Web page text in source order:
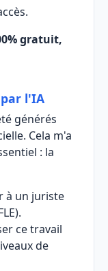
gratuit,
l'IA
générés
Cela m'a
: la
à un juriste
ce travail
de